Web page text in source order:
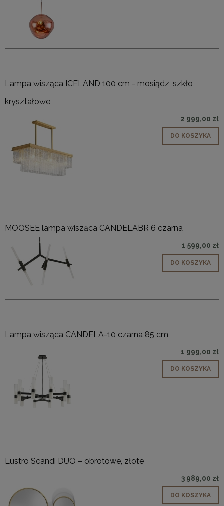
Lampa wisząca ICELAND 100 cm - mosiądz, szkło
kryształowe
2 999,00 zł
DO KOSZYKA
MOOSEE lampa wisząca CANDELABR 6 czarna
1 599,00 zł
DO KOSZYKA
Lampa wisząca CANDELA-10 czarna 85 cm
1 999,00 zł
DO KOSZYKA
Lustro Scandi DUO – obrotowe, złote
3 989,00 zł
DO KOSZYKA